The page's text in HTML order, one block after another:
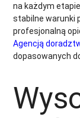
na każdym
stabilne warunki
profesjonalną
Agencją
dopasowanych